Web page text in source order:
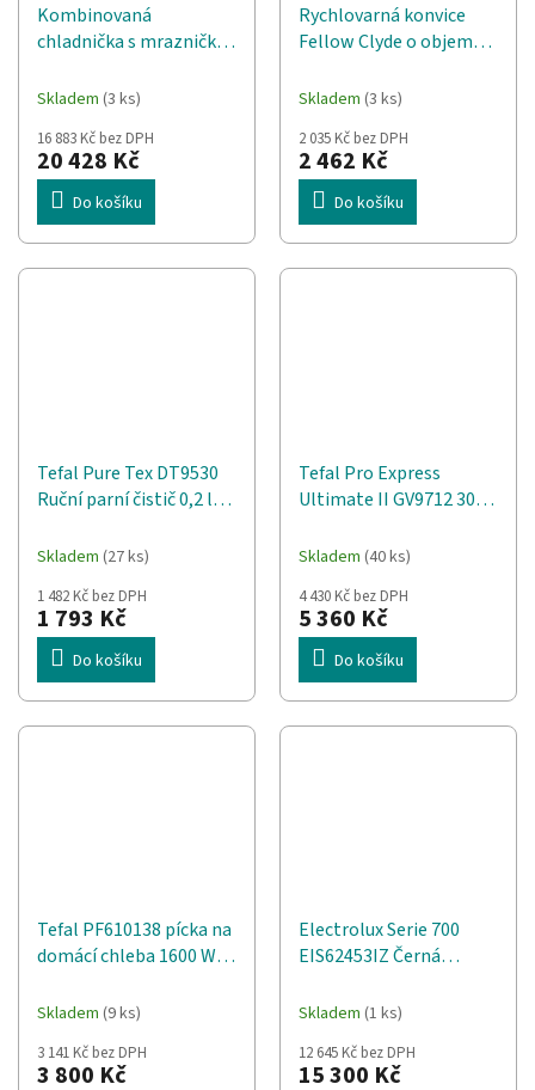
Kombinovaná
chladnička s mrazničkou
Vestavba 267 l Bílá
Skladem (3 ks)
16 883 Kč bez DPH
20 428 Kč
Do košíku
Rychlovarná konvice
Fellow Clyde o objemu
Skladem (3 ks)
2 035 Kč bez DPH
2 462 Kč
Do košíku
Tefal Pure Tex DT9530
Ruční parní čistič 0,2 l
Skladem (27 ks)
1 482 Kč bez DPH
1 793 Kč
Do košíku
Tefal Pro Express
Ultimate II GV9712 3000
Airglide Modrá, Bílá
Skladem (40 ks)
4 430 Kč bez DPH
5 360 Kč
Do košíku
Tefal PF610138 pícka na
domácí chleba 1600 W
Skladem (9 ks)
3 141 Kč bez DPH
3 800 Kč
Electrolux Serie 700
EIS62453IZ Černá
Indukční varná deska se
Skladem (1 ks)
12 645 Kč bez DPH
15 300 Kč